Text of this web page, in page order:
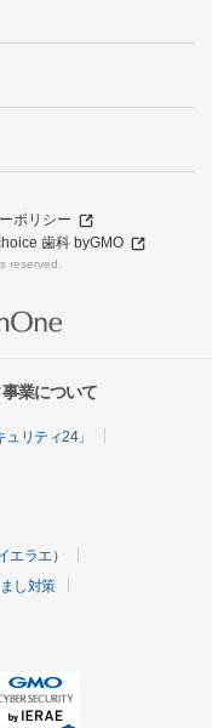
ポリシー
歯科 byGMO
reserved.
業について
リティ24」
エラエ）
し対策